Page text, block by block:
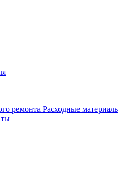
Расходные